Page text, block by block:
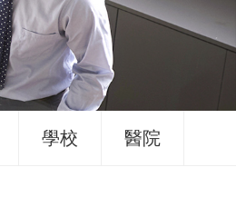
學校 醫院